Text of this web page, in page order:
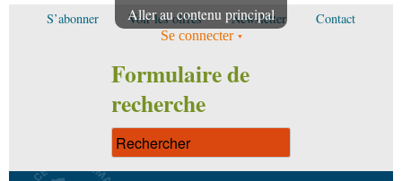
Aller au contenu principal
S’abonner Voir les offres Newsletter Contact
Se connecter
Formulaire de
recherche